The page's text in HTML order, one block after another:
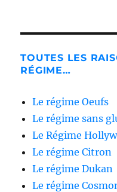
TOUTES LES
RÉGIME…
Le régime Oeufs
Le régime sans
Le Régime
Le régime Citron
Le régime Dukan
Le régime